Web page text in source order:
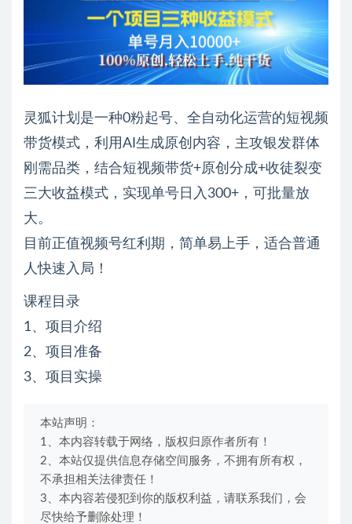
灵狐计划是一种0粉起号、全自动化运营的短视频
带货模式，利用AI生成原创内容，主攻银发群体
刚需品类，结合短视频带货+原创分成+收徒裂变
三大收益模式，实现单号日入300+，可批量放
大。
目前正值视频号红利期，简单易上手，适合普通
人快速入局！
课程目录
1、项目介绍
2、项目准备
3、项目实操
本站声明：
1、本内容转载于网络，版权归原作者所有！
2、本站仅提供信息存储空间服务，不拥有所有权，
不承担相关法律责任！
3、本内容若侵犯到你的版权利益，请联系我们，会
尽快给予删除处理！